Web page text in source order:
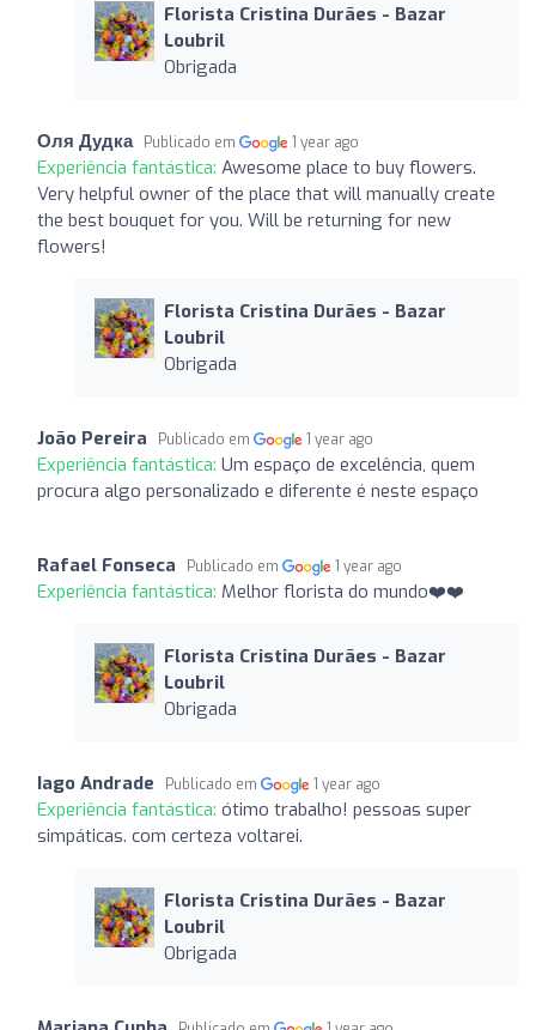
Florista Cristina Durães - Bazar
Loubril
Obrigada
Оля Дудка Publicado em 1 year ago
Experiência fantástica: Awesome place to buy flowers.
Very helpful owner of the place that will manually create
the best bouquet for you. Will be returning for new
flowers!
Florista Cristina Durães - Bazar
Loubril
Obrigada
João Pereira Publicado em 1 year ago
Experiência fantástica: Um espaço de excelência, quem
procura algo personalizado e diferente é neste espaço
Rafael Fonseca Publicado em 1 year ago
Experiência fantástica: Melhor florista do mundo❤️❤️
Florista Cristina Durães - Bazar
Loubril
Obrigada
Iago Andrade Publicado em 1 year ago
Experiência fantástica: ótimo trabalho! pessoas super
simpáticas. com certeza voltarei.
Florista Cristina Durães - Bazar
Loubril
Obrigada